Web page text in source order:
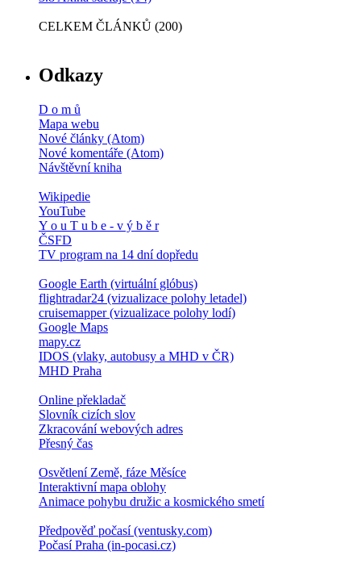
CELKEM ČLÁNKŮ (200)
Odkazy
D o m ů
Mapa webu
Nové články (Atom)
Nové komentáře (Atom)
Návštěvní kniha
Wikipedie
YouTube
Y o u T u b e - v ý b ě r
ČSFD
TV program na 14 dní dopředu
Google Earth (virtuální glóbus)
flightradar24 (vizualizace polohy letadel)
cruisemapper (vizualizace polohy lodí)
Google Maps
mapy.cz
IDOS (vlaky, autobusy a MHD v ČR)
MHD Praha
Online překladač
Slovník cizích slov
Zkracování webových adres
Přesný čas
Osvětlení Země, fáze Měsíce
Interaktivní mapa oblohy
Animace pohybu družic a kosmického smetí
Předpověď počasí (ventusky.com)
Počasí Praha (in-pocasi.cz)